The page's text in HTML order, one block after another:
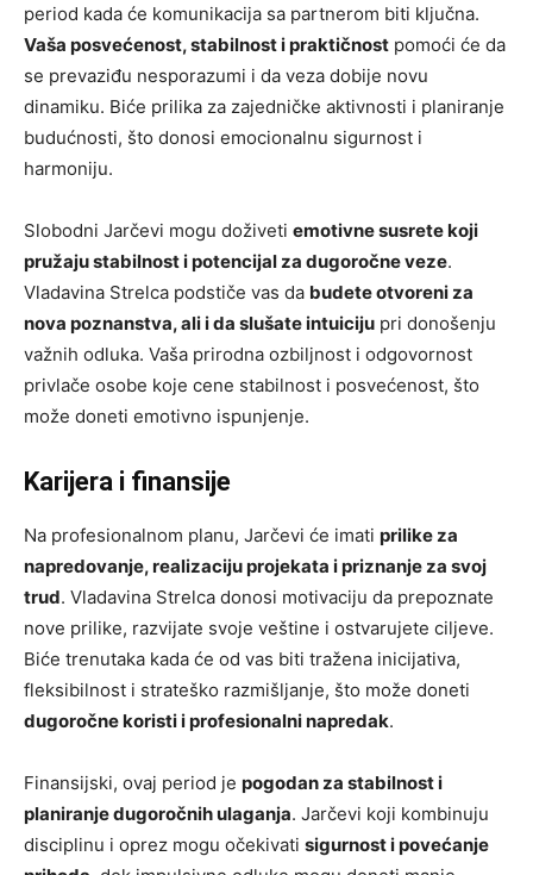
period kada će komunikacija sa partnerom biti ključna.
Vaša posvećenost, stabilnost i praktičnost pomoći će da
se prevaziđu nesporazumi i da veza dobije novu
dinamiku. Biće prilika za zajedničke aktivnosti i planiranje
budućnosti, što donosi emocionalnu sigurnost i
harmoniju.
Slobodni Jarčevi mogu doživeti emotivne susrete koji
pružaju stabilnost i potencijal za dugoročne veze.
Vladavina Strelca podstiče vas da budete otvoreni za
nova poznanstva, ali i da slušate intuiciju pri donošenju
važnih odluka. Vaša prirodna ozbiljnost i odgovornost
privlače osobe koje cene stabilnost i posvećenost, što
može doneti emotivno ispunjenje.
Karijera i finansije
Na profesionalnom planu, Jarčevi će imati prilike za
napredovanje, realizaciju projekata i priznanje za svoj
trud. Vladavina Strelca donosi motivaciju da prepoznate
nove prilike, razvijate svoje veštine i ostvarujete ciljeve.
Biće trenutaka kada će od vas biti tražena inicijativa,
fleksibilnost i strateško razmišljanje, što može doneti
dugoročne koristi i profesionalni napredak.
Finansijski, ovaj period je pogodan za stabilnost i
planiranje dugoročnih ulaganja. Jarčevi koji kombinuju
disciplinu i oprez mogu očekivati sigurnost i povećanje